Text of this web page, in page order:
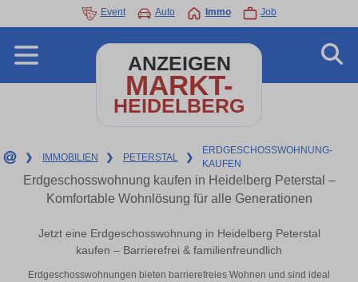
Event Auto Immo Job
ANZEIGEN
MARKT-
HEIDELBERG
❯ IMMOBILIEN ❯ PETERSTAL ❯
ERDGESCHOSSWOHNUNG-
KAUFEN
Erdgeschosswohnung kaufen in Heidelberg Peterstal –
Komfortable Wohnlösung für alle Generationen
Jetzt eine Erdgeschosswohnung in Heidelberg Peterstal
kaufen – Barrierefrei & familienfreundlich
Erdgeschosswohnungen bieten barrierefreies Wohnen und sind ideal